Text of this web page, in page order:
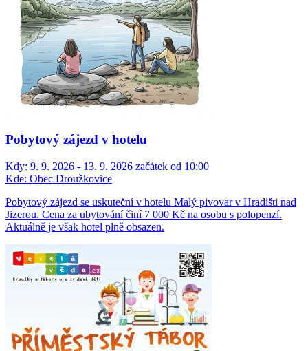
Pobytový zájezd v hotelu
Kdy: 9. 9. 2026 - 13. 9. 2026 začátek od 10:00
Kde: Obec Droužkovice
Pobytový zájezd se uskuteční v hotelu Malý pivovar v Hradišti nad
Jizerou. Cena za ubytování činí 7 000 Kč na osobu s polopenzí.
Aktuálně je však hotel plně obsazen.